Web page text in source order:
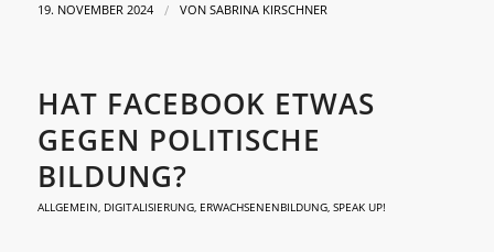
19. NOVEMBER 2024 / VON SABRINA KIRSCHNER
HAT FACEBOOK ETWAS
GEGEN POLITISCHE
BILDUNG?
ALLGEMEIN DIGITALISIERUNG, ERWACHSENENBILDUNG, SPEAK UP!